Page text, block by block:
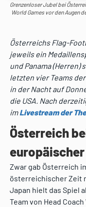
Grenzenloser Jubel bei
World Games vor den Augen
Österreichs Flag-
jeweils ein
und Panama (Herren)
letzten vier Teams
in der Nacht auf
die USA. Nach
imLivestreamder
Österreich
Zwar gab Österreich
österreichischer Zeit
Japan hielt das Spiel
Team von Head